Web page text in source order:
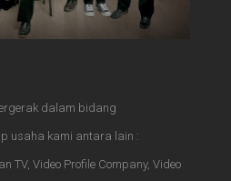
dalam bidang
usaha kami antara lain :
TV, Video Profile Company, Video